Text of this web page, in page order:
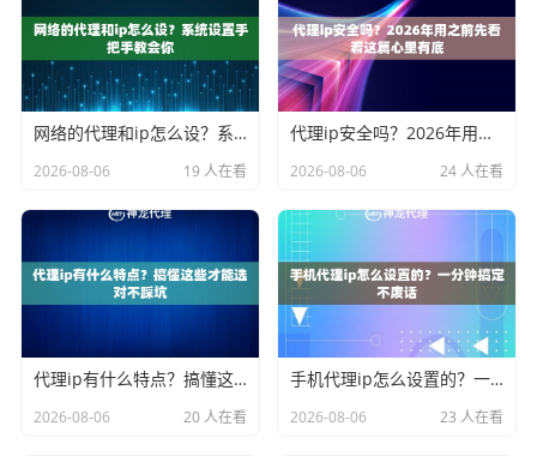
网络的代理和ip怎么设？系统设置手把手教会你
2026-08-06 19 人在看
代理ip安全吗？2026年用之前先看看这篇心里有底
2026-08-06 24 人在看
代理ip有什么特点？搞懂这些才能选对不踩坑
2026-08-06 20 人在看
手机代理ip怎么设置的？一分钟搞定不废话
2026-08-06 23 人在看